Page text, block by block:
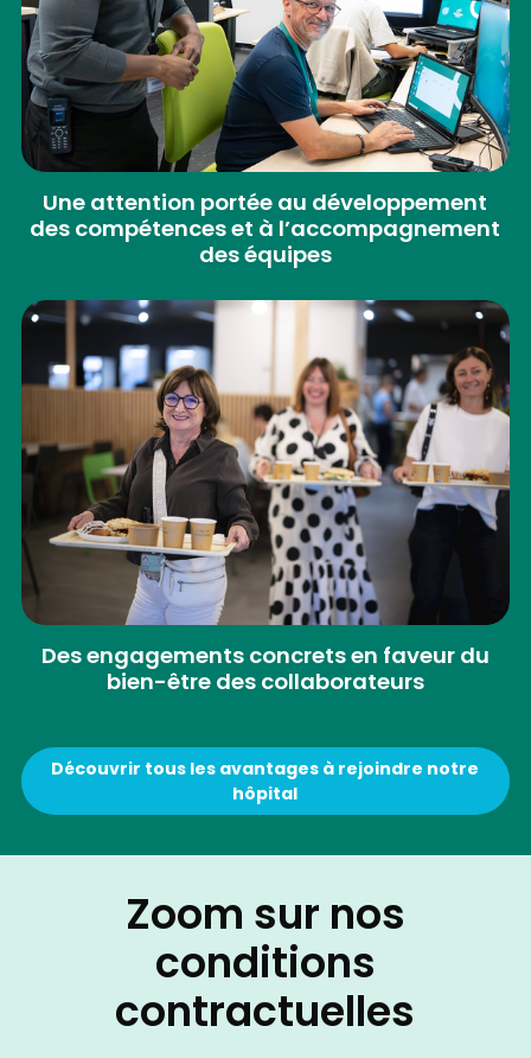
Une attention portée au développement
des compétences et à l’accompagnement
des équipes
Des engagements concrets en faveur du
bien-être des collaborateurs
Découvrir tous les avantages à rejoindre notre
hôpital
Zoom sur nos
conditions
contractuelles